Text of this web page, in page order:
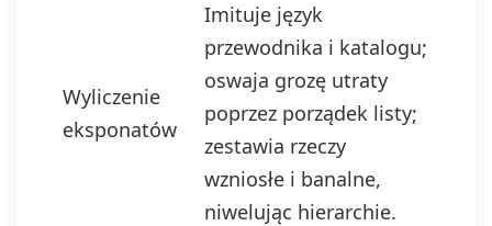
Wyliczenie
eksponatów
Imituje język
przewodnika i katalogu;
oswaja grozę utraty
poprzez porządek listy;
zestawia rzeczy
wzniosłe i banalne,
niwelując hierarchie.